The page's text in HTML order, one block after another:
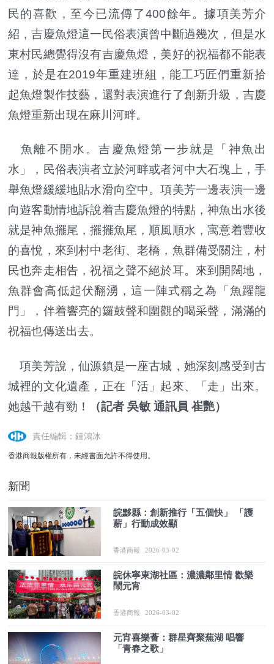
民的喜歡，至今已流傳了400餘年。據項美芳介
紹，吉慶魚燈這一民俗表演曾中斷過幾次，但是水
東村民總覺得沒有吉慶魚燈，美好的祝福都不能表
達，於是在2019年重建班組，能工巧匠們重新拾
起魚燈製作技藝，還對表演進行了創新升級，吉慶
魚燈重新出現在麻川河畔。
魚離不開水。吉慶魚燈第一步就是「神魚出
水」，民俗表演者立於河畔或者河中大石塊上，手
舉魚燈緩緩地貼水滑向空中。項美芳一邊表演一邊
向遊客動情地訴說着吉慶魚燈的特點，神魚出水後
就是神魚擺尾，擺擺魚尾，順風順水，寓意着豐收
的喜悅，來到村中老街、老橋，魚群備受關注，村
民也奔走相告，祝福之聲不絕於耳。來到開闊地，
魚群會高低起伏翻湧，這一陣式稱之為「魚躍龍
門」，伴着響亮的鑼鼓聲和圍觀的喝采聲，滿滿的
祝福也傳送出去。
項美芳說，仙源鎮是一座古城，她深刻感受到古
城裡的文化遺產，正在「活」起來、「走」出來。
她越干越有勁！
（記者 吳敏 通訊員 崔艷）
責任編輯：鍾鴻冰
香港商報版權所有，未經書面允許不得使用。
新聞
皖黟縣：創新推行「五個快」 「護
薪」行動成效顯
香港商報 2026-03-02
皖休寧東湖社區：濃濃鄰里情 歡樂
鬧元宵
香港商報 2026-03-02
元宵喜樂薈：群星齊聚蕪湖 唱響
「青春之歌」